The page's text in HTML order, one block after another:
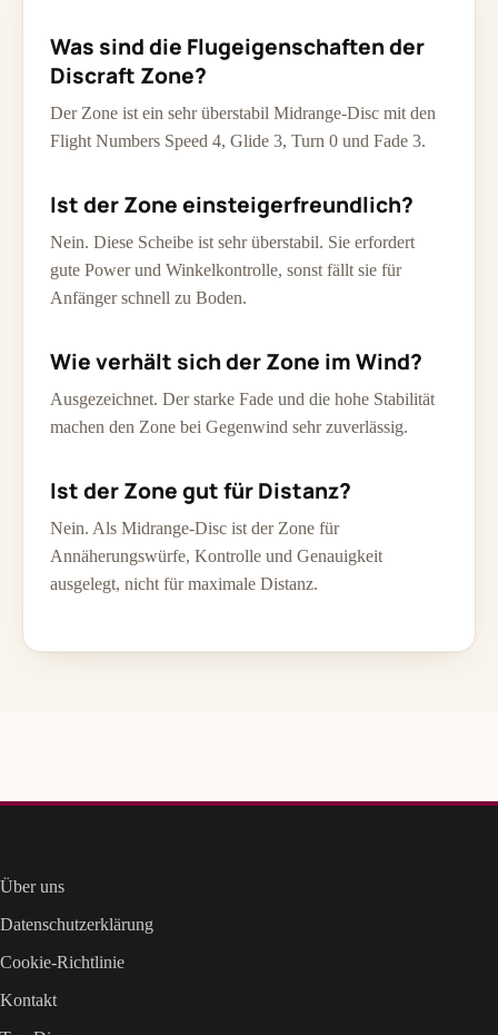
Was sind die Flugeigenschaften der
Discraft Zone?
Der Zone ist ein sehr überstabil Midrange-Disc mit den
Flight Numbers Speed 4, Glide 3, Turn 0 und Fade 3.
Ist der Zone einsteigerfreundlich?
Nein. Diese Scheibe ist sehr überstabil. Sie erfordert
gute Power und Winkelkontrolle, sonst fällt sie für
Anfänger schnell zu Boden.
Wie verhält sich der Zone im Wind?
Ausgezeichnet. Der starke Fade und die hohe Stabilität
machen den Zone bei Gegenwind sehr zuverlässig.
Ist der Zone gut für Distanz?
Nein. Als Midrange-Disc ist der Zone für
Annäherungswürfe, Kontrolle und Genauigkeit
ausgelegt, nicht für maximale Distanz.
Über uns
Datenschutzerklärung
Cookie-Richtlinie
Kontakt